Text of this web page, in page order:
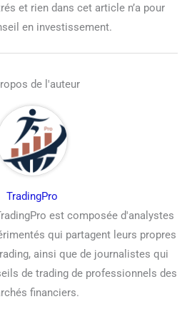
et rien dans cet article n’a pour
en investissement.
de l'auteur
TradingPro
est composée d'analystes
qui partagent leurs propres
ainsi que de journalistes qui
de trading de professionnels des
financiers.